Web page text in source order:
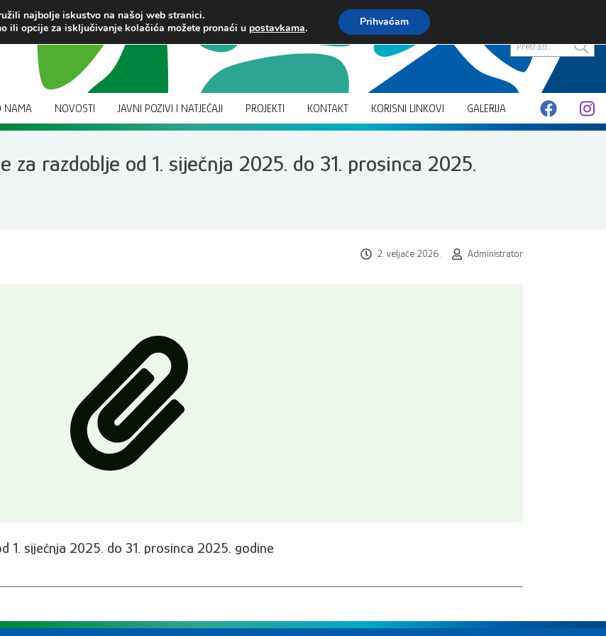
Pretraži...
NAMA NOVOSTI JAVNI POZIVI I NATJEČAJI PROJEKTI KONTAKT KORISNI LINKOVI GALERIJA
za razdoblje od 1. siječnja 2025. do 31. prosinca 2025.
2. veljače 2026. Administrator
1. siječnja 2025. do 31. prosinca 2025. godine
najbolje iskustvo na našoj web stranici.
ili opcije za isključivanje kolačića možete pronaći u postavkama. Prihvaćam